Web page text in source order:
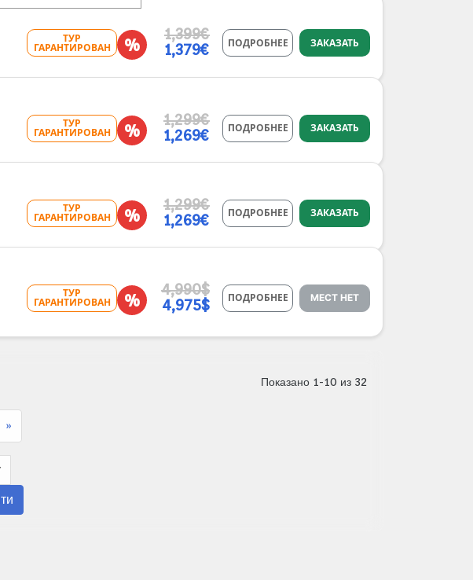
ТУР
ГАРАНТИРОВАН %
1,399€
1,379€
ПОДРОБНЕЕ ЗАКАЗАТЬ
ТУР
ГАРАНТИРОВАН %
1,299€
1,269€
ПОДРОБНЕЕ ЗАКАЗАТЬ
ТУР
ГАРАНТИРОВАН %
1,299€
1,269€
ПОДРОБНЕЕ ЗАКАЗАТЬ
ТУР
ГАРАНТИРОВАН %
4,990$
4,975$
ПОДРОБНЕЕ МЕСТ НЕТ
Показано 1-10 из 32
»